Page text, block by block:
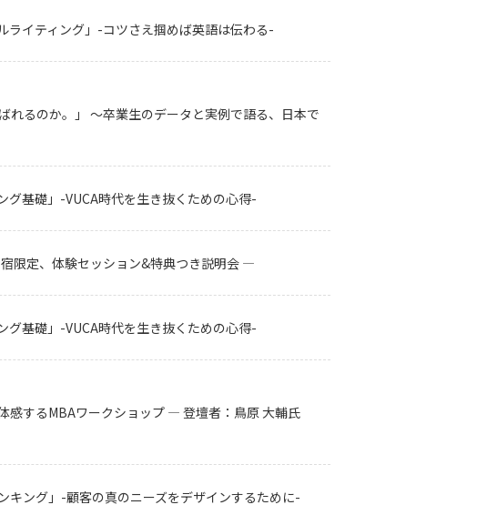
ライティング」-コツさえ掴めば英語は伝わる-
るのか。」 〜卒業生のデータと実例で語る、日本で
グ基礎」-VUCA時代を生き抜くための心得-
限定、体験セッション&特典つき説明会 ―
グ基礎」-VUCA時代を生き抜くための心得-
感するMBAワークショップ ― 登壇者：鳥原 大輔氏
キング」-顧客の真のニーズをデザインするために-